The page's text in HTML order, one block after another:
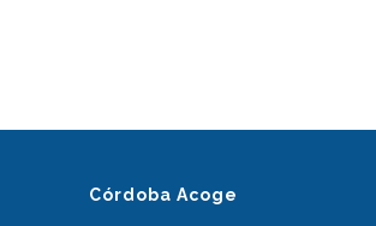
Córdoba Acoge